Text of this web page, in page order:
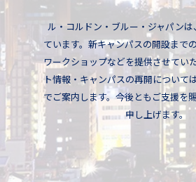
ル・コルドン・ブルー・ジャパン
ています。新キャンパスの開設まで
ワークショップなどを提供させてい
ト情報・キャンパスの再開について
でご案内します。今後ともご支援を
申し上げます。